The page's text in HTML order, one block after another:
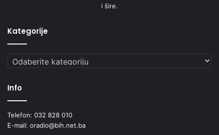
i šire.
Kategorije
Kategorije
Info
Telefon: 032 828 010
E-mail: oradio@bih.net.ba